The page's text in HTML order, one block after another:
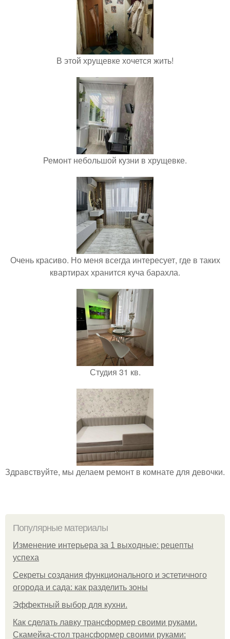
В этой хрущевке хочется жить!
Ремонт небольшой кузни в хрущевке.
Очень красиво. Но меня всегда интересует, где в таких
квартирах хранится куча барахла.
Студия 31 кв.
Здравствуйте, мы делаем ремонт в комнате для девочки.
Популярные материалы
Изменение интерьера за 1 выходные: рецепты
успеха
Секреты создания функционального и эстетичного
огорода и сада: как разделить зоны
Эффектный выбор для кухни.
Как сделать лавку трансформер своими руками.
Скамейка-стол трансформер своими руками: